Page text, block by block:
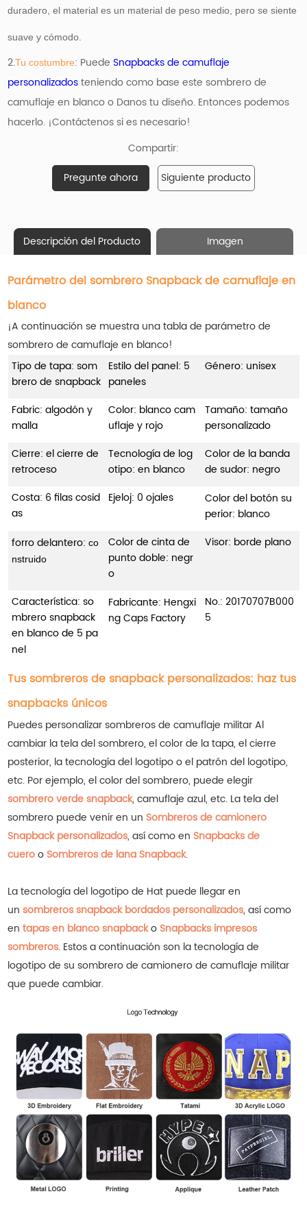
duradero, el material es un material de peso medio, pero se siente
suave y cómodo.
2.Tu costumbre: PuedeSnapbacks de camuflaje
personalizadosteniendo como base este sombrero de
camuflaje en blanco o Danos tu diseño. Entonces podemos
hacerlo. ¡Contáctenos si es necesario!
Compartir:
Pregunte ahora
Siguiente producto
Descripción del Producto Imagen
Parámetro del sombrero Snapback de camuflaje en
blanco
¡A continuación se muestra una tabla de parámetro de
sombrero de camuflaje en blanco!
Tipo de tapa: som
brero de snapback
Estilo del panel: 5
paneles
Género: unisex
Fabric: algodón y
malla
Color: blancocam
uflaje y rojo
Tamaño: tamaño
personalizado
Cierre: el cierre de
retroceso
Tecnología de log
otipo: en blanco
Color de la banda
de sudor: negro
Costa: 6 filas cosid
as
Ejeloj: 0 ojales
Color del botón su
perior: blanco
forro delantero: co
nstruido
Color de cinta de
punto doble: negr
o
Visor: borde plano
Característica: so
mbrero snapback
en blanco de 5 pa
nel
Fabricante: Hengxi
ng Caps Factory
No.: 20170707B000
5
Tus sombreros de snapback personalizados: haz tus
snapbacks únicos
Puedes personalizarsombreros de camuflaje militarAl
cambiar la tela del sombrero, el color de la tapa, el cierre
posterior, la tecnología del logotipo o el patrón del logotipo,
etc. Por ejemplo, el color del sombrero, puede elegir
sombrero verde snapback, camuflaje azul, etc. La tela del
sombrero puede venir en un Sombreros de camionero
Snapback personalizados, así como en Snapbacks de
cueroo Sombreros de lana Snapback.
La tecnología del logotipo de Hat puede llegar en
un sombreros snapback bordados personalizados, así como
entapas en blanco snapbacko Snapbacks impresos
sombreros. Estos a continuación son la tecnología de
logotipo de su sombrero de camionero de camuflaje militar
que puede cambiar.